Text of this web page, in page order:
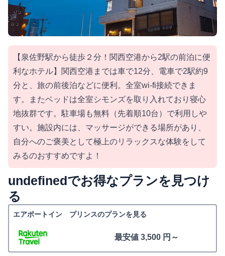
【泉佐野駅から徒歩２分！関西空港から2駅の前泊に便
利なホテル】関西空港までは車で12分、電車で2駅約9
分と、旅の前後泊などに便利。全室wi-fi接続できま
す。またベッドは全室シモンズを取り入れており寝心
地抜群です。駐車場も無料（先着順10台）で利用しや
すい。施設内には、マッサージができる場所があり、
自分へのご褒美として極上のリラックスな体験をして
みるのおすすめですよ！
undefinedでお得なプランを見つけ
る
エアポートイン プリンスのプランを見る
最安値 3,500 円～